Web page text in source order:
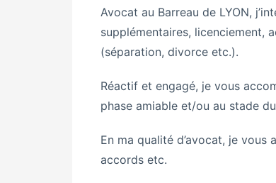
Avocat au Barreau de LYON,
supplémentaires, licenciement,
(séparation, divorce etc.).
Réactif et engagé, je vous
phase amiable et/ou au stade
En ma qualité d’avocat, je
accords etc.